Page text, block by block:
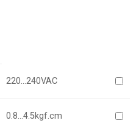
220…240VAC
0.8…4.5kgf.cm